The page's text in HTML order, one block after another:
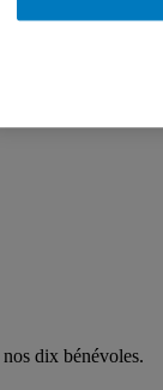
dix bénévoles.